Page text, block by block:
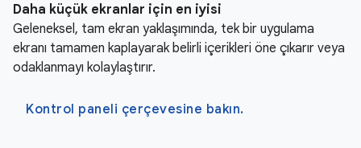
Daha küçük ekranlar için en iyisi
Geleneksel, tam ekran yaklaşımında, tek bir uygulama
ekranı tamamen kaplayarak belirli içerikleri öne çıkarır veya
odaklanmayı kolaylaştırır.
Kontrol paneli çerçevesine bakın.